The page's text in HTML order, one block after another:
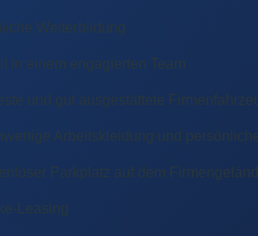
Weiterbildung
in einem engagierten Team
und gut ausgestattete
Arbeitskleidung und
Parkplatz auf dem
Leasing